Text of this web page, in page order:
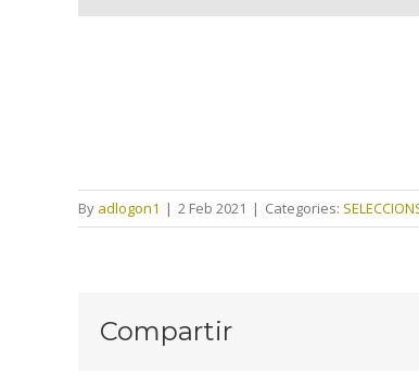
By adlogon1 | 2 Feb 2021 | Categories:
Compartir